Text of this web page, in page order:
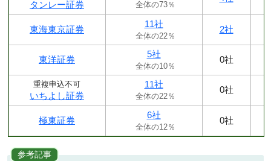
タンレー証券 全体の73％
東海東京証券
11社
全体の22％
2社
東洋証券
5社
全体の10％
0社
重複申込不可
いちよし証券
11社
全体の22％
0社
極東証券
6社
全体の12％
0社
参考記事